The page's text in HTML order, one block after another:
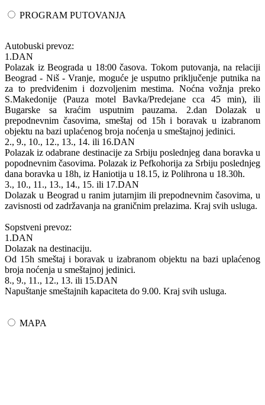
PROGRAM PUTOVANJA
Autobuski prevoz:
1.DAN
Polazak iz Beograda u 18:00 časova. Tokom putovanja, na relaciji
Beograd - Niš - Vranje, moguće je usputno priključenje putnika na
za to predviđenim i dozvoljenim mestima. Noćna vožnja preko
S.Makedonije (Pauza motel Bavka/Predejane cca 45 min), ili
Bugarske sa kraćim usputnim pauzama. 2.dan Dolazak u
prepodnevnim časovima, smeštaj od 15h i boravak u izabranom
objektu na bazi uplaćenog broja noćenja u smeštajnoj jedinici.
2., 9., 10., 12., 13., 14. ili 16.DAN
Polazak iz odabrane destinacije za Srbiju poslednjeg dana boravka u
popodnevnim časovima. Polazak iz Pefkohorija za Srbiju poslednjeg
dana boravka u 18h, iz Haniotija u 18.15, iz Polihrona u 18.30h.
3., 10., 11., 13., 14., 15. ili 17.DAN
Dolazak u Beograd u ranim jutarnjim ili prepodnevnim časovima, u
zavisnosti od zadržavanja na graničnim prelazima. Kraj svih usluga.
Sopstveni prevoz:
1.DAN
Dolazak na destinaciju.
Od 15h smeštaj i boravak u izabranom objektu na bazi uplaćenog
broja noćenja u smeštajnoj jedinici.
8., 9., 11., 12., 13. ili 15.DAN
Napuštanje smeštajnih kapaciteta do 9.00. Kraj svih usluga.
MAPA